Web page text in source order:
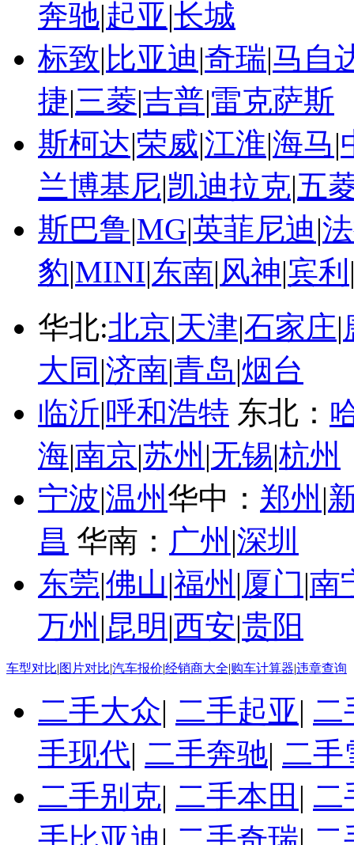
奔驰|起亚|长城
标致| 比亚迪|奇瑞|马自
捷|三菱|吉普|雷克萨斯
斯柯达|荣威|江淮|海马|
兰博基尼|凯迪拉克|五
斯巴鲁|MG|英菲尼迪|
豹|MINI|东南|风神|宾利
华北:北京|天津|石家庄|
大同 |济南|青岛|烟台
临沂|呼和浩特 东北：
海|南京|苏州 |无锡|杭州
宁波|温州华中： 郑州 |
昌 华南： 广州 |深圳
东莞|佛山|福州 |厦门|南
万州 |昆明 |西安|贵阳
车型对比|图片对比|汽车报价|经销商大全|购车计算器|违章查询
二手大众| 二手起亚| 二
手现代| 二手奔驰| 二手
二手别克| 二手本田 | 二